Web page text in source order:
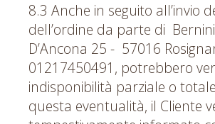
8.3 Anche in seguito all’invio
dell’ordine da parte di
D’Ancona 25 - 57016
01217450491, potrebbero
indisponibilità parziale o
questa eventualità, il Cliente